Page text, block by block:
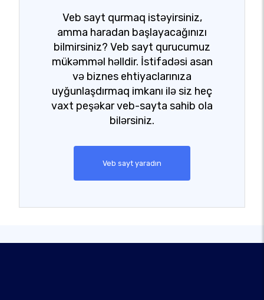
Veb sayt qurmaq istəyirsiniz,
amma haradan başlayacağınızı
bilmirsiniz? Veb sayt qurucumuz
mükəmməl həlldir. İstifadəsi asan
və biznes ehtiyaclarınıza
uyğunlaşdırmaq imkanı ilə siz heç
vaxt peşəkar veb-sayta sahib ola
bilərsiniz.
Veb sayt yaradın